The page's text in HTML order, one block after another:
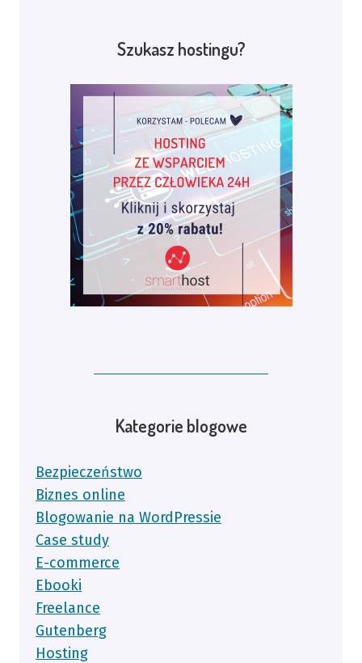
Szukasz hostingu?
Kategorie blogowe
Bezpieczeństwo
Biznes online
Blogowanie na WordPressie
Case study
E-commerce
Ebooki
Freelance
Gutenberg
Hosting